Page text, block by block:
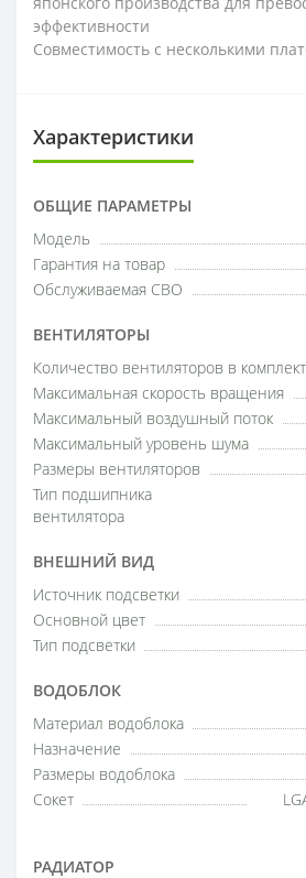
эффективности
Совместимость с несколькими
Характеристики
ОБЩИЕ ПАРАМЕТРЫ
Модель
Гарантия на товар
Обслуживаемая СВО
ВЕНТИЛЯТОРЫ
Количество вентиляторов в
Максимальная скорость вращения
Максимальный воздушный поток
Максимальный уровень шума
Размеры вентиляторов
Тип подшипника
вентилятора
ВНЕШНИЙ ВИД
Источник подсветки
Основной цвет
Тип подсветки
ВОДОБЛОК
Материал водоблока
Назначение
Размеры водоблока
Сокет
РАДИАТОР